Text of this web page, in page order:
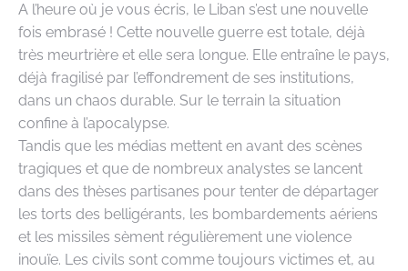
A l’heure où je vous écris, le Liban s’est une nouvelle
fois embrasé ! Cette nouvelle guerre est totale, déjà
très meurtrière et elle sera longue. Elle entraîne le pays,
déjà fragilisé par l’effondrement de ses institutions,
dans un chaos durable. Sur le terrain la situation
confine à l’apocalypse.
Tandis que les médias mettent en avant des scènes
tragiques et que de nombreux analystes se lancent
dans des thèses partisanes pour tenter de départager
les torts des belligérants, les bombardements aériens
et les missiles sèment régulièrement une violence
inouïe. Les civils sont comme toujours victimes et, au